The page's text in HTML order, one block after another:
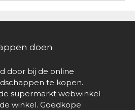
doen
door bij de online
te kopen.
supermarkt webwinkel
winkel. Goedkope